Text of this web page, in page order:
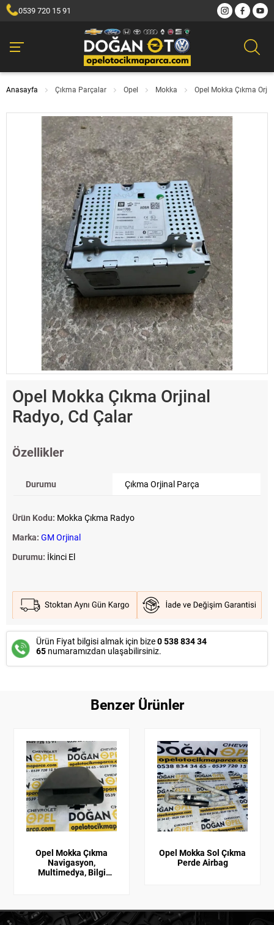
0539 720 15 91
Anasayfa Çıkma Parçalar Opel Mokka Opel Mokka Çıkma
Opel Mokka Çıkma Orjinal
Radyo, Cd Çalar
Özellikler
Durumu Çıkma Orjinal Parça
Ürün Kodu: Mokka Çıkma Radyo
Marka: GM Orjinal
Durumu: İkinci El
Ürün Fiyat bilgisi almak için bize0 538 834 34
65 numaramızdan ulaşabilirsiniz.
Benzer Ürünler
Opel Mokka Çıkma
Navigasyon,
Multimedya, Bilgi
Opel Mokka Sol Çıkma
Perde Airbag